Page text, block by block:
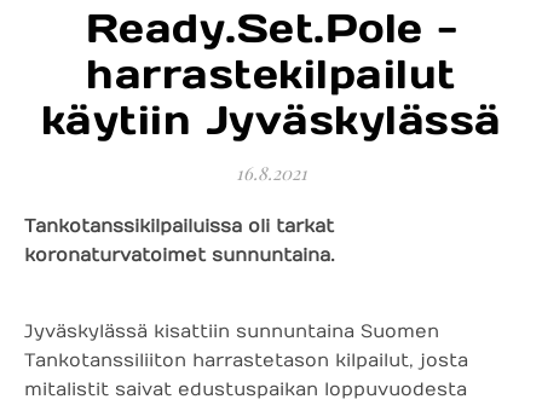
Ready.Set.Pole -
harrastekilpailut
käytiin Jyväskylässä
16.8.2021
Tankotanssikilpailuissa oli tarkat
koronaturvatoimet sunnuntaina.
Jyväskylässä kisattiin sunnuntaina Suomen
Tankotanssiliiton harrastetason kilpailut, josta
mitalistit saivat edustuspaikan loppuvuodesta